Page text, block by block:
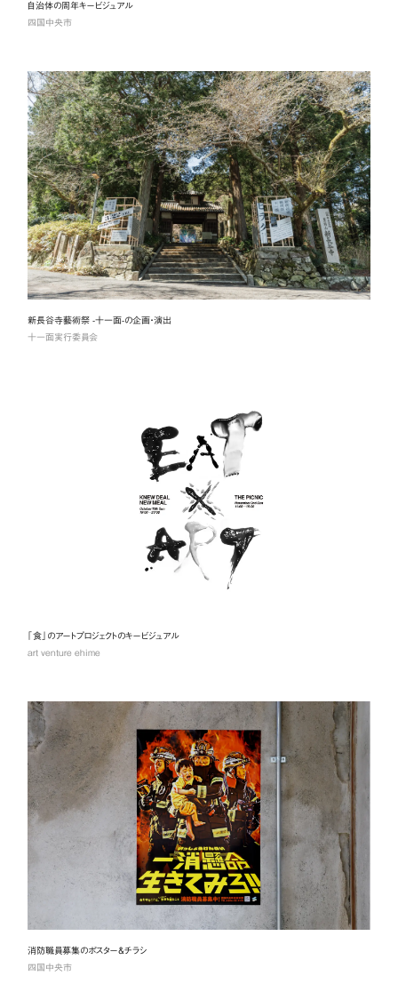
自治体の周年キービジュアル
四国中央市
新長谷寺藝術祭 -十一面-の企画・演出
十一面実行委員会
「食」のアートプロジェクトのキービジュアル
art venture ehime
消防職員募集のポスター&チラシ
四国中央市